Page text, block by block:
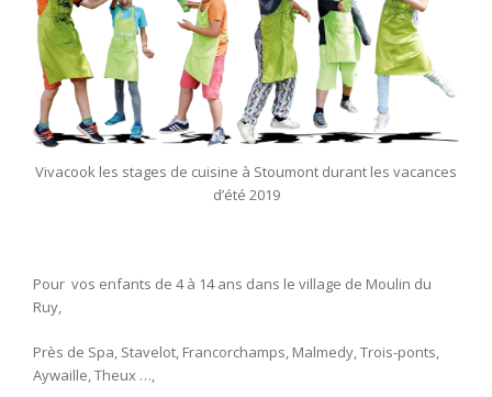
Vivacook les stages de cuisine à Stoumont durant les vacances
d’été 2019
Pour vos enfants de 4 à 14 ans dans le village de Moulin du
Ruy,
Près de Spa, Stavelot, Francorchamps, Malmedy, Trois-ponts,
Aywaille, Theux …,